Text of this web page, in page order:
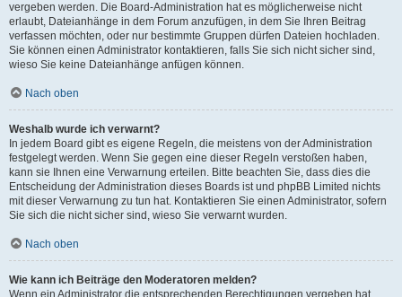
vergeben werden. Die Board-Administration hat es möglicherweise nicht
erlaubt, Dateianhänge in dem Forum anzufügen, in dem Sie Ihren Beitrag
verfassen möchten, oder nur bestimmte Gruppen dürfen Dateien hochladen.
Sie können einen Administrator kontaktieren, falls Sie sich nicht sicher sind,
wieso Sie keine Dateianhänge anfügen können.
Nach oben
Weshalb wurde ich verwarnt?
In jedem Board gibt es eigene Regeln, die meistens von der Administration
festgelegt werden. Wenn Sie gegen eine dieser Regeln verstoßen haben,
kann sie Ihnen eine Verwarnung erteilen. Bitte beachten Sie, dass dies die
Entscheidung der Administration dieses Boards ist und phpBB Limited nichts
mit dieser Verwarnung zu tun hat. Kontaktieren Sie einen Administrator, sofern
Sie sich die nicht sicher sind, wieso Sie verwarnt wurden.
Nach oben
Wie kann ich Beiträge den Moderatoren melden?
Wenn ein Administrator die entsprechenden Berechtigungen vergeben hat,